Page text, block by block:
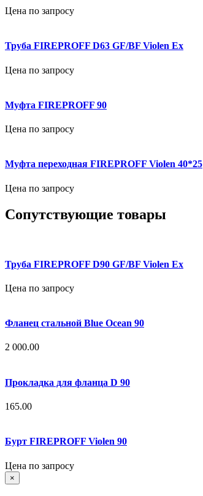
Цена по запросу
Труба FIREPROFF D63 GF/BF Violen Ex
Цена по запросу
Муфта FIREPROFF 90
Цена по запросу
Муфта переходная FIREPROFF Violen 40*25
Цена по запросу
Сопутствующие товары
Труба FIREPROFF D90 GF/BF Violen Ex
Цена по запросу
Фланец стальной Blue Ocean 90
2 000.00
Прокладка для фланца D 90
165.00
Бурт FIREPROFF Violen 90
Цена по запросу
×